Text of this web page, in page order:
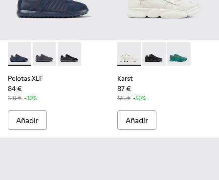
Pelotas XLF - K100751-001 - Zapatillas de textil y nobuk
Pelotas XLF - K100751-006
Pelotas XLF - K100751-002
Pelotas XLF
84 €
120 € -30%
Añadir
Karst - K100845-001 -
Karst - K100845-005
Karst -
Karst
87 €
175 € -50%
Añadir